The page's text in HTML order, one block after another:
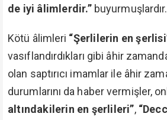
de iyi âlimlerdir.”
Kötü âlimleri “Şerlilerin en
vasıflandırdıkları gibi âhir
olan saptırıcı imamlar ile âhir
durumlarını da haber vermişler,
altındakilerin en şerlileri”,